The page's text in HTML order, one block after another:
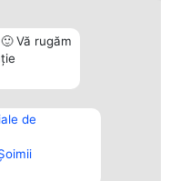
Vă rugăm
deContact